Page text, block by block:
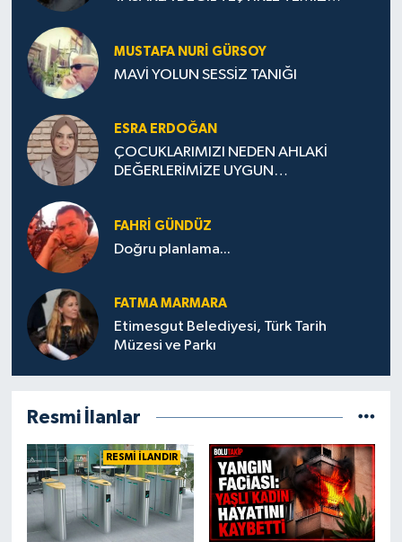
MUSTAFA NURI GÜRSOY
MAVİ YOLUN SESSİZ TANIĞI
ESRA ERDOĞAN
ÇOCUKLARIMIZI NEDEN AHLAKİ
DEĞERLERİMİZE UYGUN
FAHRI GÜNDÜZ
Doğru planlama...
FATMA MARMARA
Etimesgut Belediyesi, Türk Tarih
Müzesi ve Parkı
Resmi İlanlar
RESMİ İLANDIR